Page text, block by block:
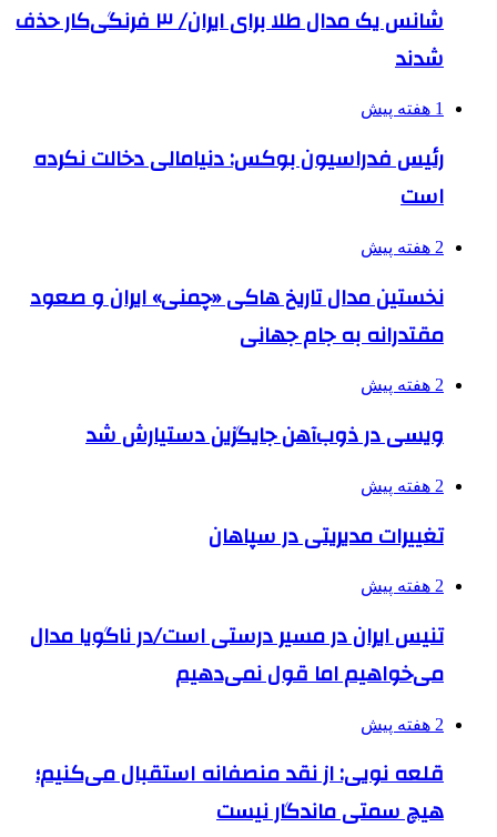
شانس یک مدال طلا برای ایران/ ۳ فرنگی‌کار حذف
شدند
1 هفته پیش
رئیس فدراسیون بوکس: دنیامالی دخالت نکرده
است
2 هفته پیش
نخستین مدال تاریخ هاکی «چمنی» ایران و صعود
مقتدرانه به جام جهانی
2 هفته پیش
ویسی در ذوب‌آهن جایگزین دستیارش شد
2 هفته پیش
تغییرات مدیریتی در سپاهان
2 هفته پیش
تنیس ایران در مسیر درستی است/در ناگویا مدال
می‌خواهیم اما قول نمی‌دهیم
2 هفته پیش
قلعه نویی: از نقد منصفانه استقبال می‌کنیم؛
هیچ سمتی ماندگار نیست